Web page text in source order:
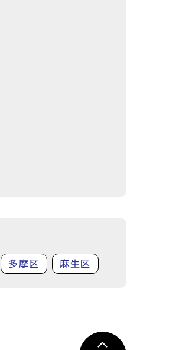
多摩区 麻生区